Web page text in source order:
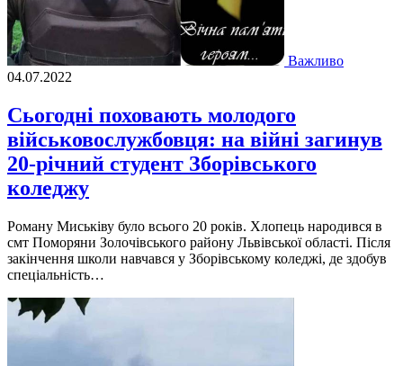
Важливо
04.07.2022
Сьогодні поховають молодого
військовослужбовця: на війні загинув
20-річний студент Зборівського
коледжу
Роману Миськiву було всього 20 рокiв. Хлопець народився в
смт Поморяни Золочiвського району Львiвської областi. Пiсля
закiнчення школи навчався у Зборiвському коледжi, де здобув
спецiальнiсть…